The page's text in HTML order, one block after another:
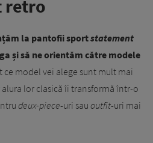
retro
la pantofii sportstatement
și să ne orientăm către modele
ce model vei alege sunt mult mai
lor clasică îi transformă într-o
deux-piece-uri sau outfit-uri mai